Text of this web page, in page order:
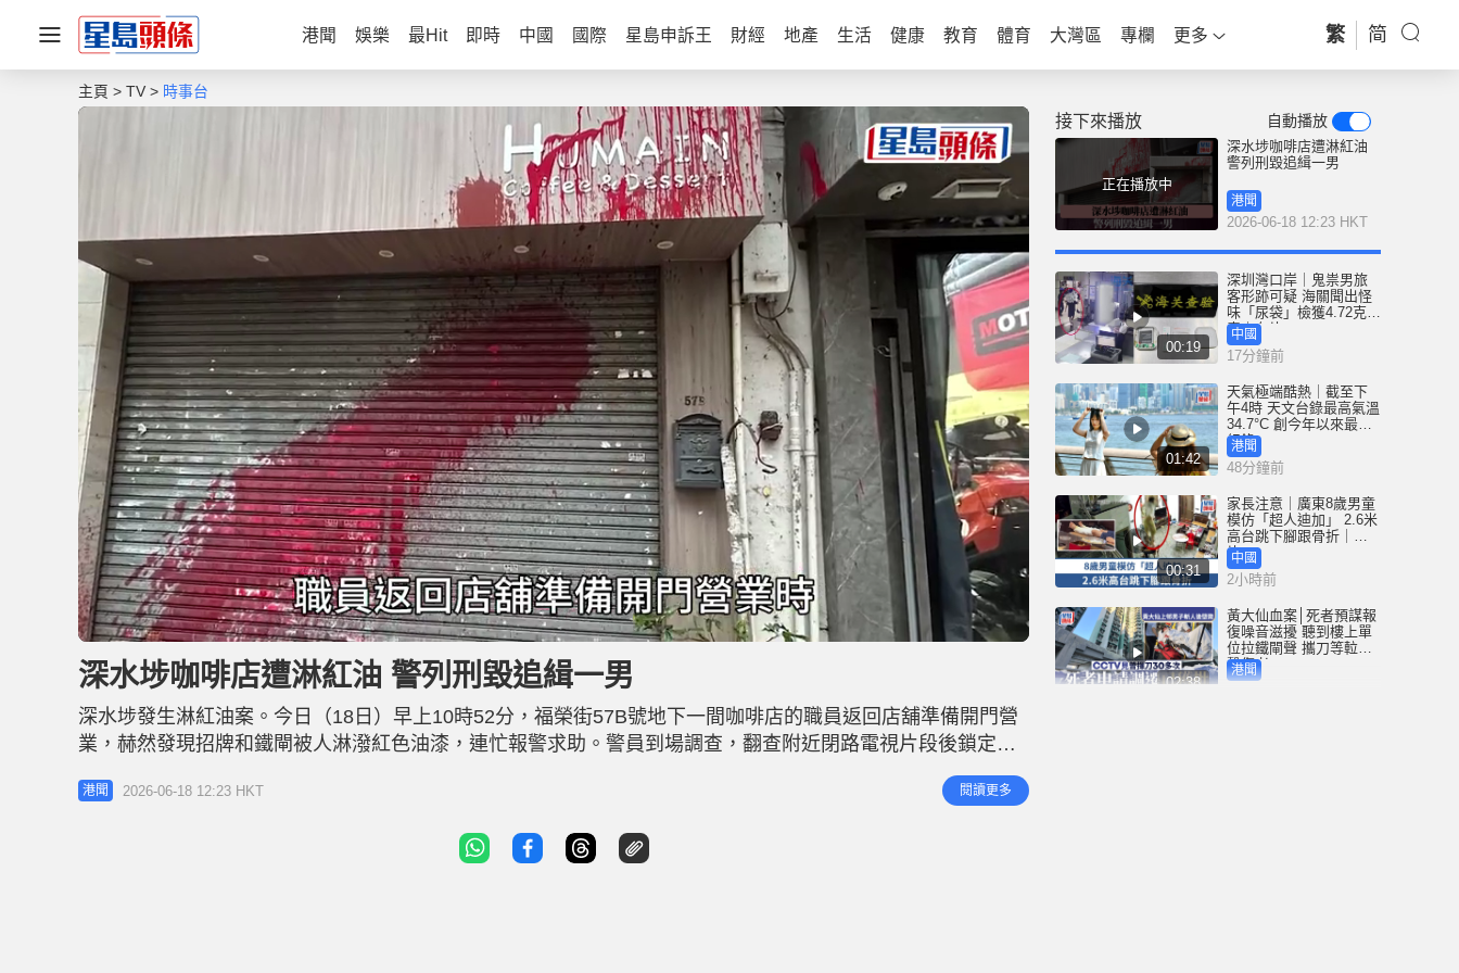
港聞 娛樂 最Hit 即時 中國 國際 星島申訴王 財經 地產 生活 健康 教育 體育 大灣區 專欄 更多 繁 简
主頁 TV 時事台
U
n
u
t
e
L
o
d
e
d
0
.
0
深水埗咖啡店遭淋紅油 警列刑毀追緝一男
深水埗發生淋紅油案。今日（18日）早上10時52分，福榮街57B號地下一間咖啡店的職員返回店舖準備開門營
業，赫然發現招牌和鐵閘被人淋潑紅色油漆，連忙報警求助。警員到場調查，翻查附近閉路電視片段後鎖定一
名男子涉案，正追緝其歸案。 現場所見，咖啡店門外由高而下滿是紅油，店舖的招牌、鐵閘以至門外地面均染
成一片血紅，涉事面積大約4米乘4米。惟咖啡店負責人表示沒有與人結怨，對事件不明所以。警方列作「刑事
港聞 2026-06-18 12:23 HKT 閱讀更多
接下來播放 自動播放
正在播放中
深水埗咖啡店遭淋紅油
警列刑毀追緝一男
港聞
2026-06-18 12:23 HKT
00:19
深圳灣口岸｜鬼祟男旅
客形跡可疑 海關聞出怪
味「尿袋」檢獲4.72克冰
毒｜有片
中國
17分鐘前
01:42
天氣極端酷熱｜截至下
午4時 天文台錄最高氣溫
34.7°C 創今年以來最高
紀錄
港聞
48分鐘前
00:31
家長注意｜廣東8歲男童
模仿「超人迪加」 2.6米
高台跳下腳跟骨折｜有
片中國
2小時前
02:38
黃大仙血案│死者預謀報
復噪音滋擾 聽到樓上單
位拉鐵閘聲 攜刀等𨋢伏
擊傷者
港聞